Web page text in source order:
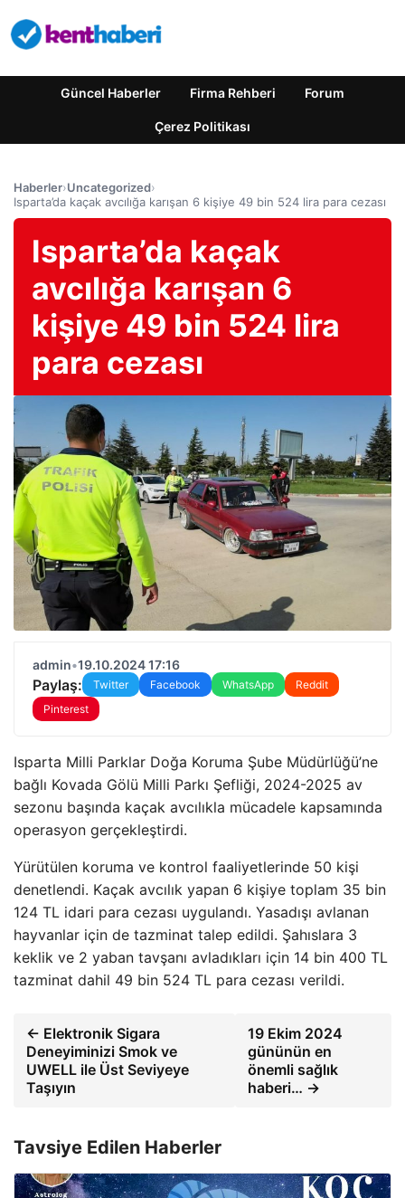
Güncel Haberler Firma Rehberi Forum
Çerez Politikası
Haberler›Uncategorized›
Isparta’da kaçak avcılığa karışan 6 kişiye 49 bin 524 lira para cezası
Isparta’da kaçak
avcılığa karışan 6
kişiye 49 bin 524 lira
para cezası
admin•19.10.2024 17:16
Paylaş: Twitter Facebook WhatsApp
Reddit
Pinterest
Isparta Milli Parklar Doğa Koruma Şube Müdürlüğü’ne
bağlı Kovada Gölü Milli Parkı Şefliği, 2024-2025 av
sezonu başında kaçak avcılıkla mücadele kapsamında
operasyon gerçekleştirdi.
Yürütülen koruma ve kontrol faaliyetlerinde 50 kişi
denetlendi. Kaçak avcılık yapan 6 kişiye toplam 35 bin
124 TL idari para cezası uygulandı. Yasadışı avlanan
hayvanlar için de tazminat talep edildi. Şahıslara 3
keklik ve 2 yaban tavşanı avladıkları için 14 bin 400 TL
tazminat dahil 49 bin 524 TL para cezası verildi.
← Elektronik Sigara
Deneyiminizi Smok ve
UWELL ile Üst Seviyeye
Taşıyın
19 Ekim 2024
gününün en
önemli sağlık
haberi… →
Tavsiye Edilen Haberler